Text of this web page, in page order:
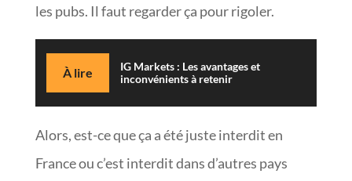
les pubs. Il faut regarder ça pour rigoler.
À lire
IG Markets : Les avantages et
inconvénients à retenir
Alors, est-ce que ça a été juste interdit en
France ou c’est interdit dans d’autres pays